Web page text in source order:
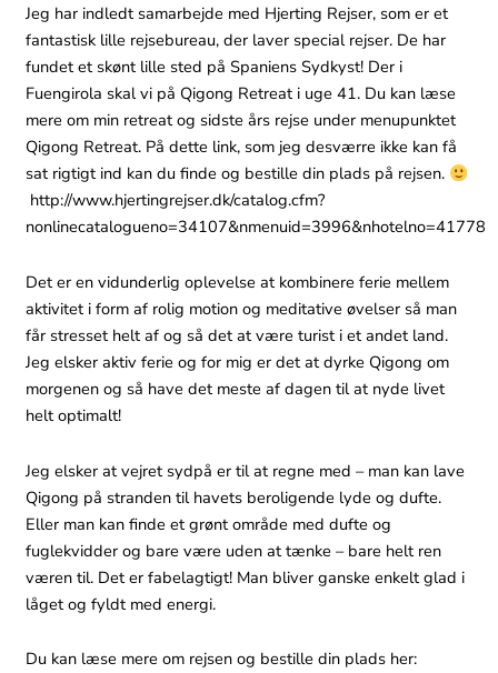
Jeg har indledt samarbejde med Hjerting Rejser, som er et
fantastisk lille rejsebureau, der laver special rejser. De har
fundet et skønt lille sted på Spaniens Sydkyst! Der i
Fuengirola skal vi på Qigong Retreat i uge 41. Du kan læse
mere om min retreat og sidste års rejse under menupunktet
Qigong Retreat. På dette link, som jeg desværre ikke kan få
sat rigtigt ind kan du finde og bestille din plads på rejsen.
http://www.hjertingrejser.dk/catalog.cfm?
nonlinecatalogueno=34107&nmenuid=3996&nhotelno=41778
Det er en vidunderlig oplevelse at kombinere ferie mellem
aktivitet i form af rolig motion og meditative øvelser så man
får stresset helt af og så det at være turist i et andet land.
Jeg elsker aktiv ferie og for mig er det at dyrke Qigong om
morgenen og så have det meste af dagen til at nyde livet
helt optimalt!
Jeg elsker at vejret sydpå er til at regne med – man kan lave
Qigong på stranden til havets beroligende lyde og dufte.
Eller man kan finde et grønt område med dufte og
fuglekvidder og bare være uden at tænke – bare helt ren
væren til. Det er fabelagtigt! Man bliver ganske enkelt glad i
låget og fyldt med energi.
Du kan læse mere om rejsen og bestille din plads her: